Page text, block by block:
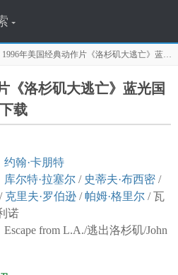
1996年美国经典动作片《洛杉矶大逃亡》蓝光国英双语中字
《洛杉矶大逃亡》蓝光国
载
约翰·卡朋特
库尔特·拉塞尔 / 史蒂夫·布西密 /
/ 克里夫·罗伯逊 /帕姆·格里尔 / 瓦
诺
from L.A./逃出洛杉矶/John